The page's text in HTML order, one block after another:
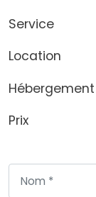
Service
Location
Hébergement
Prix